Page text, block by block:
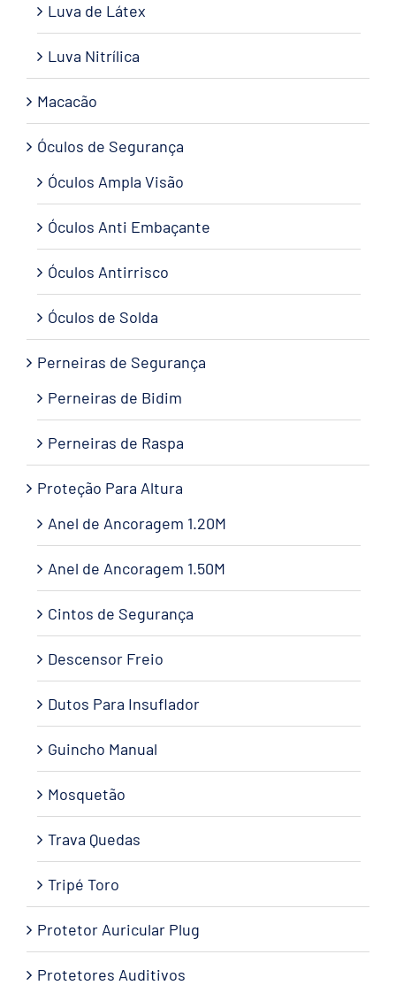
Luva de Látex
Luva Nitrílica
Macacão
Óculos de Segurança
Óculos Ampla Visão
Óculos Anti Embaçante
Óculos Antirrisco
Óculos de Solda
Perneiras de Segurança
Perneiras de Bidim
Perneiras de Raspa
Proteção Para Altura
Anel de Ancoragem 1.20M
Anel de Ancoragem 1.50M
Cintos de Segurança
Descensor Freio
Dutos Para Insuflador
Guincho Manual
Mosquetão
Trava Quedas
Tripé Toro
Protetor Auricular Plug
Protetores Auditivos